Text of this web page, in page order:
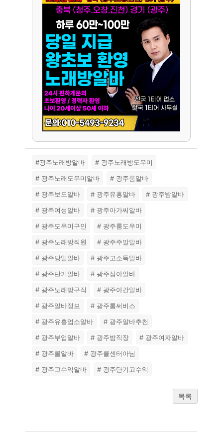
#광주노래방알바
# 광주노래방도우미
# 광주노래도우미알바
# 광주룸알바
# 광주보도알바
# 광주유흥알바
# 광주밤알바
# 광주여성알바
# 광주아가씨알바
# 광주도우미구인
# 광주룸도우미
# 광주노래방직원
# 광주주말알바
# 광주당일알바
# 광주고소득알바
# 광주단기알바
# 광주심야알바
# 광주노래방구직
# 광주야간알바
# 광주알바정보
# 광주룸써비스
# 광주유흥업소알바
# 광주알바추천
# 광주부업알바
# 광주밤직장
# 광주여자알바
# 광주콜알바
# 광주콜센터아님
# 광주고수익알바
# 광주단기고수익
목록